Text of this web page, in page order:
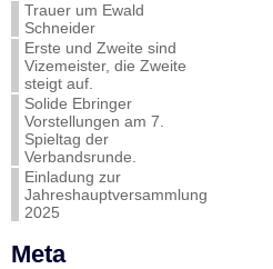
Trauer um Ewald
Schneider
Erste und Zweite sind
Vizemeister, die Zweite
steigt auf.
Solide Ebringer
Vorstellungen am 7.
Spieltag der
Verbandsrunde.
Einladung zur
Jahreshauptversammlung
2025
Meta